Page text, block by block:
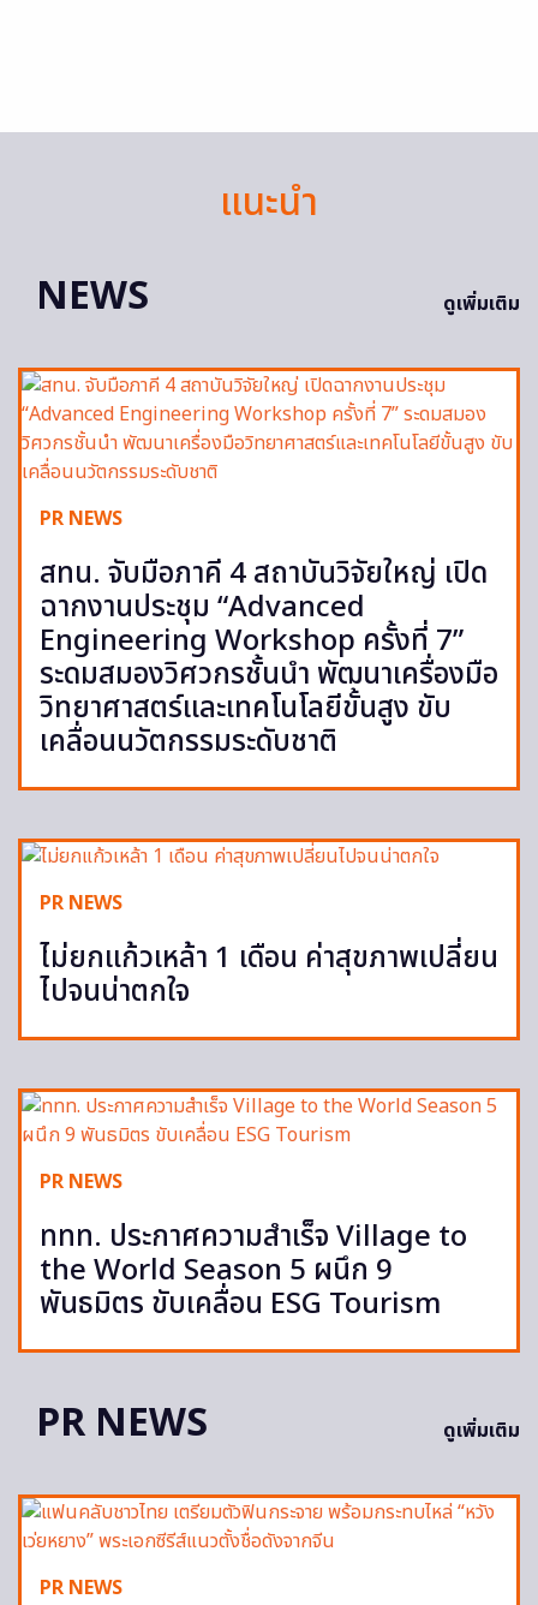
แนะนำ
NEWS
ดูเพิ่มเติม
PR NEWS
สทน. จับมือภาคี 4 สถาบันวิจัยใหญ่ เปิด
ฉากงานประชุม “Advanced
Engineering Workshop ครั้งที่ 7”
ระดมสมองวิศวกรชั้นนำ พัฒนาเครื่องมือ
วิทยาศาสตร์และเทคโนโลยีขั้นสูง ขับ
เคลื่อนนวัตกรรมระดับชาติ
PR NEWS
ไม่ยกแก้วเหล้า 1 เดือน ค่าสุขภาพเปลี่ยน
ไปจนน่าตกใจ
PR NEWS
ททท. ประกาศความสำเร็จ Village to
the World Season 5 ผนึก 9
พันธมิตร ขับเคลื่อน ESG Tourism
PR NEWS ดูเพิ่มเติม
PR NEWS